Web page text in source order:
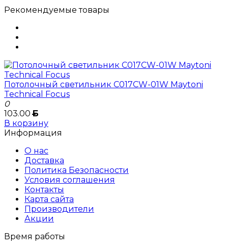
Рекомендуемые товары
Потолочный светильник C017CW-01W Maytoni
Technical Focus
0
103.00Б
В корзину
Информация
О нас
Доставка
Политика Безопасности
Условия соглашения
Контакты
Карта сайта
Производители
Акции
Время работы